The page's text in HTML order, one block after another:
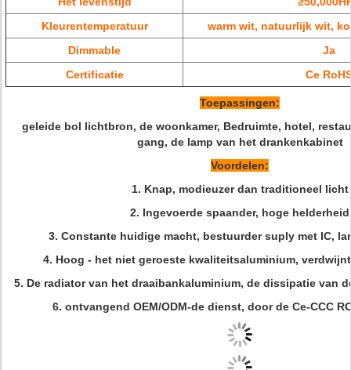
Kleurentemperatuur
warm wit, natuurlijk wit,
Dimmable
Ja
Certificatie
Ce
Toepassingen:
geleide bol lichtbron, de woonkamer, Bedruimte, hotel,
gang, de lamp van het drankenkabinet
Voordelen:
1. Knap, modieuzer dan traditioneel licht
2. Ingevoerde spaander, hoge helderheid
3. Constante huidige macht, bestuurder suply met IC,
4. Hoog - het niet geroeste kwaliteitsaluminium,
5. De radiator van het draaibankaluminium, de dissipatie van
6. ontvangend OEM/ODM-de dienst, door de Ce-CCC